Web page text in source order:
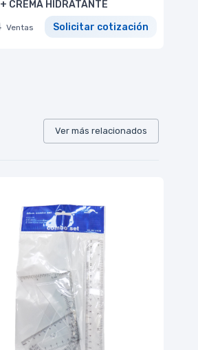
CREMA HIDRATANTE
Ventas Solicitar cotización
Ver más relacionados